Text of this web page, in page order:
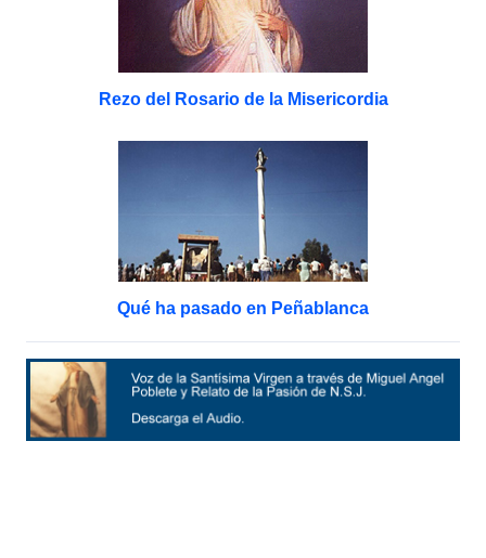
Rezo del Rosario de la Misericordia
Qué ha pasado en Peñablanca